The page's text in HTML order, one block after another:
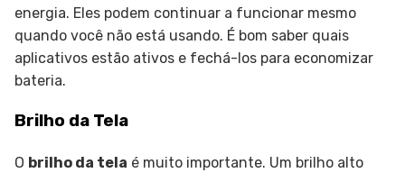
energia. Eles podem continuar a funcionar mesmo
quando você não está usando. É bom saber quais
aplicativos estão ativos e fechá-los para economizar
bateria.
Brilho da Tela
O brilho da tela é muito importante. Um brilho alto